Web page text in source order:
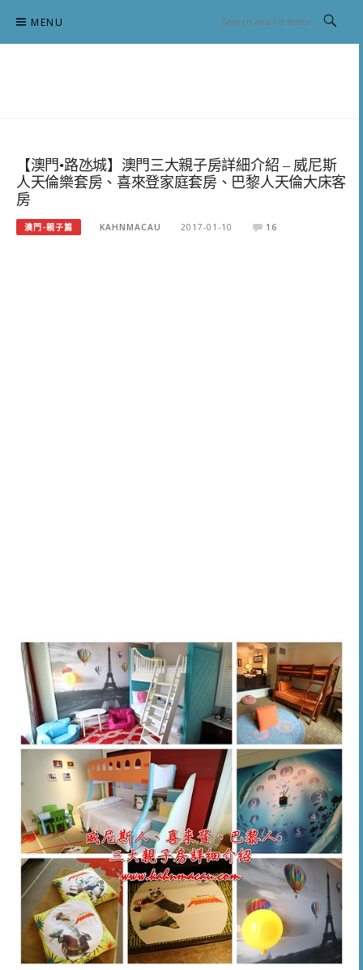
content
MENU
【澳門•路氹城】澳門三大親子房詳細介紹 – 威尼斯
人天倫樂套房、喜來登家庭套房、巴黎人天倫大床客
房
澳門-親子篇 KAHNMACAU 2017-01-10 16